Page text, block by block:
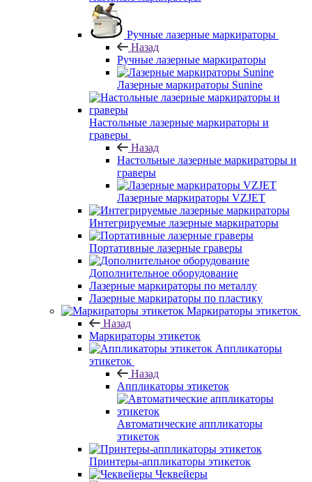
Ручные лазерные маркираторы
Назад
Ручные лазерные маркираторы
Лазерные маркираторы Sunine
Настольные лазерные маркираторы и
граверы
Назад
Настольные лазерные маркираторы и
граверы
Лазерные маркираторы VZJET
Интегрируемые лазерные маркираторы
Портативные лазерные граверы
Дополнительное оборудование
Лазерные маркираторы по металлу
Лазерные маркираторы по пластику
Маркираторы этикеток
Назад
Маркираторы этикеток
Аппликаторы
этикеток
Назад
Аппликаторы этикеток
Автоматические аппликаторы
этикеток
Принтеры-аппликаторы этикеток
Чеквейеры